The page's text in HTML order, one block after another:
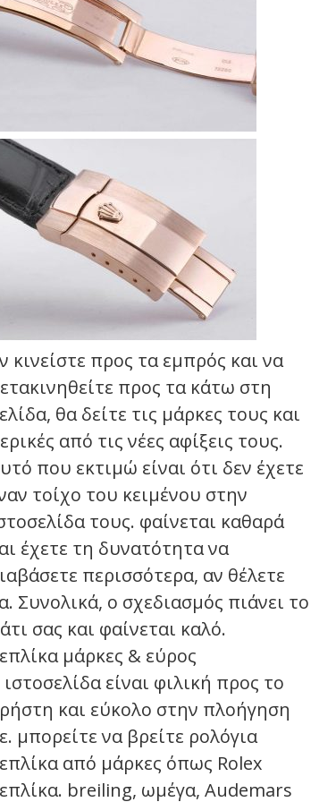
κινείστε προς τα εμπρός και να
προς τα κάτω στη
θα δείτε τις μάρκες τους και
από τις νέες αφίξεις τους.
που εκτιμώ είναι ότι δεν έχετε
τοίχο του κειμένου στην
τους. φαίνεται καθαρά
έχετε τη δυνατότητα να
περισσότερα, αν θέλετε
Συνολικά, ο σχεδιασμός πιάνει το
σας και φαίνεται καλό.
μάρκες & εύρος
είναι φιλική προς το
και εύκολο στην πλοήγηση
μπορείτε να βρείτε ρολόγια
από μάρκες όπως Rolex
breiling, ωμέγα, Audemars